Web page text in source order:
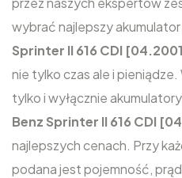
wybrać najlepszy
Sprinter II 616 CDI
nie tylko czas ale i
tylko i wyłącznie
Benz Sprinter II 616 CDI
najlepszych cenach. Przy
podana jest pojemność,